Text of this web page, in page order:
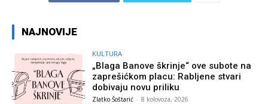
NAJNOVIJE
KULTURA
„Blaga Banove škrinje“ ove subote na
zaprešićkom placu: Rabljene stvari
dobivaju novu priliku
Zlatko Šoštarić - 8 kolovoza, 2026